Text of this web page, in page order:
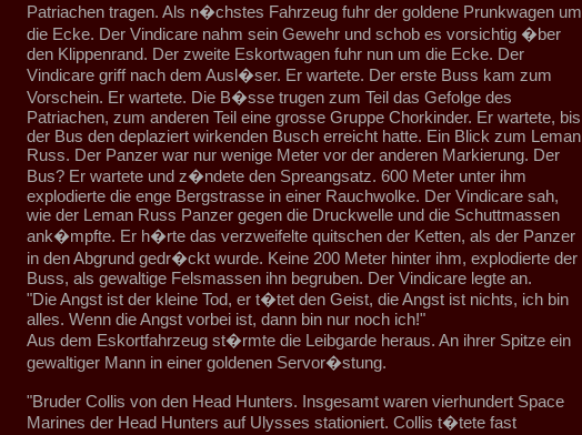
Patriachen tragen. Als n�chstes Fahrzeug fuhr der goldene Prunkwagen um
die Ecke. Der Vindicare nahm sein Gewehr und schob es vorsichtig �ber
den Klippenrand. Der zweite Eskortwagen fuhr nun um die Ecke. Der
Vindicare griff nach dem Ausl�ser. Er wartete. Der erste Buss kam zum
Vorschein. Er wartete. Die B�sse trugen zum Teil das Gefolge des
Patriachen, zum anderen Teil eine grosse Gruppe Chorkinder. Er wartete, bis
der Bus den deplaziert wirkenden Busch erreicht hatte. Ein Blick zum Leman
Russ. Der Panzer war nur wenige Meter vor der anderen Markierung. Der
Bus? Er wartete und z�ndete den Spreangsatz. 600 Meter unter ihm
explodierte die enge Bergstrasse in einer Rauchwolke. Der Vindicare sah,
wie der Leman Russ Panzer gegen die Druckwelle und die Schuttmassen
ank�mpfte. Er h�rte das verzweifelte quitschen der Ketten, als der Panzer
in den Abgrund gedr�ckt wurde. Keine 200 Meter hinter ihm, explodierte der
Buss, als gewaltige Felsmassen ihn begruben. Der Vindicare legte an.
"Die Angst ist der kleine Tod, er t�tet den Geist, die Angst ist nichts, ich bin
alles. Wenn die Angst vorbei ist, dann bin nur noch ich!"
Aus dem Eskortfahrzeug st�rmte die Leibgarde heraus. An ihrer Spitze ein
gewaltiger Mann in einer goldenen Servor�stung.
"Bruder Collis von den Head Hunters. Insgesamt waren vierhundert Space
Marines der Head Hunters auf Ulysses stationiert. Collis t�tete fast